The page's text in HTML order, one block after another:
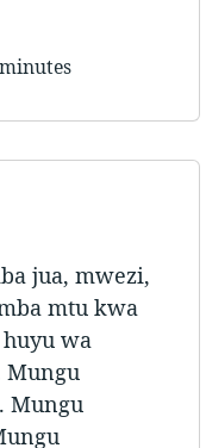
jua, mwezi,
mtu kwa
wa
Mungu
Mungu